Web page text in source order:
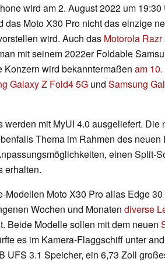
wird am 2. August 2022 um
Moto X30 Pro nicht das einzige
wird. Auch das Motorola Razr
mit seinem 2022er Foldable
Konzern wird bekanntermaßen am
Galaxy Z Fold4 5G und Samsung
werden mit MyUI 4.0 ausgeliefert. Die
Thema im Rahmen des
einen Split-
erhalten.
Modellen Moto X30 Pro alias Edge
Wochen und Monaten diverse
Beide Modelle sollen mit dem neuen
es im Kamera-Flaggschiff unter
UFS 3.1 Speicher, ein 6,73 Zoll